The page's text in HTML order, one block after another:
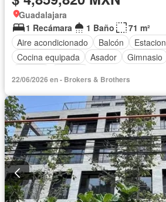
Guadalajara
1 Recámara
1 Baño
71 m²
Aire acondicionado
Balcón
Cocina equipada
Asador Gimnasio
22/06/2026 en - Brokers & Brothers